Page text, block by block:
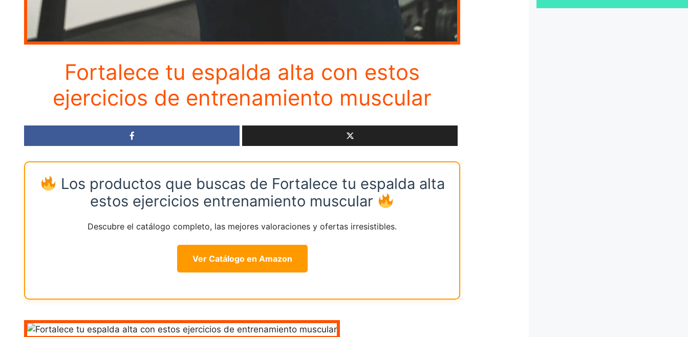
Fortalece tu espalda alta con estos
ejercicios de entrenamiento muscular
Los productos que buscas de Fortalece tu espalda alta
estos ejercicios entrenamiento muscular
Descubre el catálogo completo, las mejores valoraciones y ofertas irresistibles.
Ver Catálogo en Amazon